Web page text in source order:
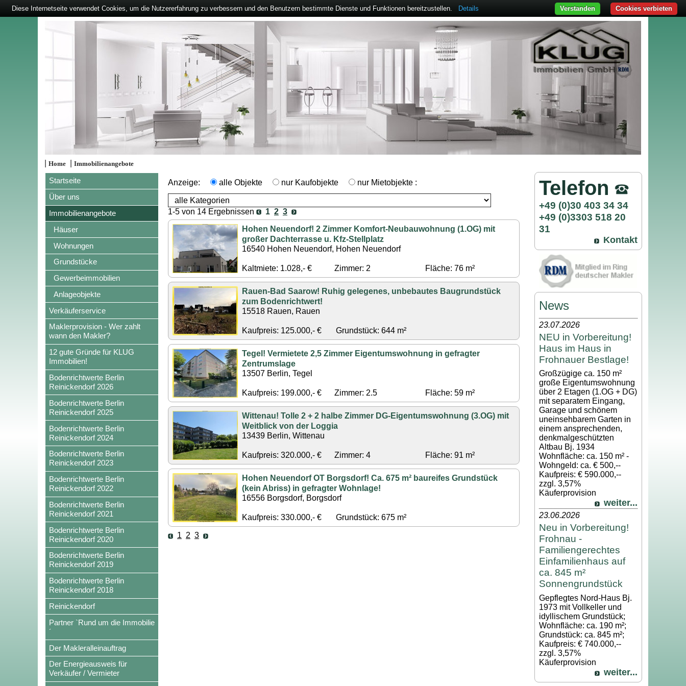
|Home |Immobilienangebote
Startseite
Über uns
Immobilienangebote
Häuser
Wohnungen
Grundstücke
Gewerbeimmobilien
Anlageobjekte
Verkäuferservice
Maklerprovision - Wer zahlt
wann den Makler?
12 gute Gründe für KLUG
Immobilien!
Bodenrichtwerte Berlin
Reinickendorf 2026
Bodenrichtwerte Berlin
Reinickendorf 2025
Bodenrichtwerte Berlin
Reinickendorf 2024
Bodenrichtwerte Berlin
Reinickendorf 2023
Bodenrichtwerte Berlin
Reinickendorf 2022
Bodenrichtwerte Berlin
Reinickendorf 2021
Bodenrichtwerte Berlin
Reinickendorf 2020
Bodenrichtwerte Berlin
Reinickendorf 2019
Bodenrichtwerte Berlin
Reinickendorf 2018
Reinickendorf
Partner `Rund um die Immobilie
´
Der Makleralleinauftrag
Der Energieausweis für
Verkäufer / Vermieter
Anzeige: alle Objekte nur Kaufobjekte nur Mietobjekte :
1-5 von 14 Ergebnissen 1 2 3
Hohen Neuendorf! 2 Zimmer Komfort-Neubauwohnung (1.OG) mit
großer Dachterrasse u. Kfz-Stellplatz
16540 Hohen Neuendorf, Hohen Neuendorf
Kaltmiete: 1.028,- € Zimmer: 2 Fläche: 76 m²
Rauen-Bad Saarow! Ruhig gelegenes, unbebautes Baugrundstück
zum Bodenrichtwert!
15518 Rauen, Rauen
Kaufpreis: 125.000,- € Grundstück: 644 m²
Tegel! Vermietete 2,5 Zimmer Eigentumswohnung in gefragter
Zentrumslage
13507 Berlin, Tegel
Kaufpreis: 199.000,- € Zimmer: 2.5 Fläche: 59 m²
Wittenau! Tolle 2 + 2 halbe Zimmer DG-Eigentumswohnung (3.OG) mit
Weitblick von der Loggia
13439 Berlin, Wittenau
Kaufpreis: 320.000,- € Zimmer: 4 Fläche: 91 m²
Hohen Neuendorf OT Borgsdorf! Ca. 675 m² baureifes Grundstück
(kein Abriss) in gefragter Wohnlage!
16556 Borgsdorf, Borgsdorf
Kaufpreis: 330.000,- € Grundstück: 675 m²
1 2 3
Telefon
+49 (0)30 403 34 34
+49 (0)3303 518 20
31
Kontakt
News
23.07.2026
NEU in Vorbereitung!
Haus im Haus in
Frohnauer Bestlage!
Großzügige ca. 150 m²
große Eigentumswohnung
über 2 Etagen (1.OG + DG)
mit separatem Eingang,
Garage und schönem
uneinsehbarem Garten in
einem ansprechenden,
denkmalgeschützten
Altbau Bj. 1934
Wohnfläche: ca. 150 m² -
Wohngeld: ca. € 500,--
Kaufpreis: € 590.000,--
zzgl. 3,57%
Käuferprovision
weiter...
23.06.2026
Neu in Vorbereitung!
Frohnau -
Familiengerechtes
Einfamilienhaus auf
ca. 845 m²
Sonnengrundstück
Gepflegtes Nord-Haus Bj.
1973 mit Vollkeller und
idyllischem Grundstück;
Wohnfläche: ca. 190 m²;
Grundstück: ca. 845 m²;
Kaufpreis: € 740.000,--
zzgl. 3,57%
Käuferprovision
weiter...
Diese Internetseite verwendet Cookies, um die Nutzererfahrung zu verbessern und den Benutzern bestimmte Dienste und Funktionen bereitzustellen. Details Cookies verbieten
Verstanden